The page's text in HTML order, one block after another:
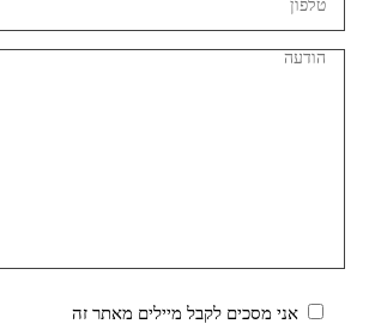
אני מסכים לקבל מיילים מאתר זה